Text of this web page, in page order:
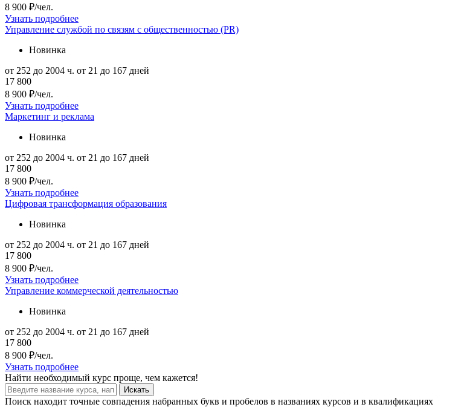
8 900 ₽/чел.
Узнать подробнее
Управление службой по связям с общественностью (PR)
Новинка
от 252 до 2004 ч. от 21 до 167 дней
17 800
8 900 ₽/чел.
Узнать подробнее
Маркетинг и реклама
Новинка
от 252 до 2004 ч. от 21 до 167 дней
17 800
8 900 ₽/чел.
Узнать подробнее
Цифровая трансформация образования
Новинка
от 252 до 2004 ч. от 21 до 167 дней
17 800
8 900 ₽/чел.
Узнать подробнее
Управление коммерческой деятельностью
Новинка
от 252 до 2004 ч. от 21 до 167 дней
17 800
8 900 ₽/чел.
Узнать подробнее
Найти необходимый курс проще, чем кажется!
Искать
Поиск находит точные совпадения набранных букв и пробелов в названиях курсов и в квалификациях